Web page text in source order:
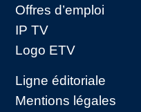
Offres d’emploi
IP TV
Logo ETV
Ligne éditoriale
Mentions légales